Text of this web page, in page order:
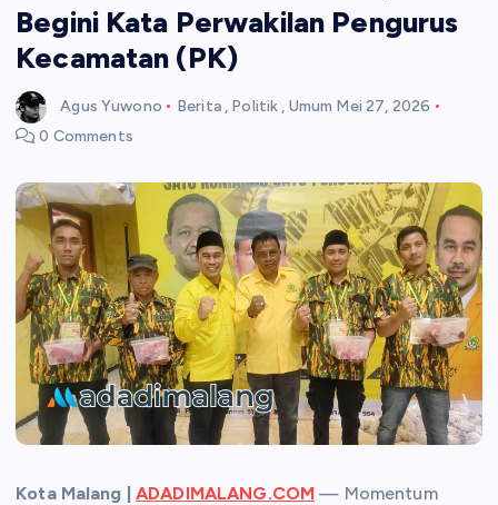
Begini Kata Perwakilan Pengurus
Kecamatan (PK)
Agus Yuwono Berita, Politik , Umum Mei 27, 2026
0 Comments
Kota Malang |ADADIMALANG.COM — Momentum